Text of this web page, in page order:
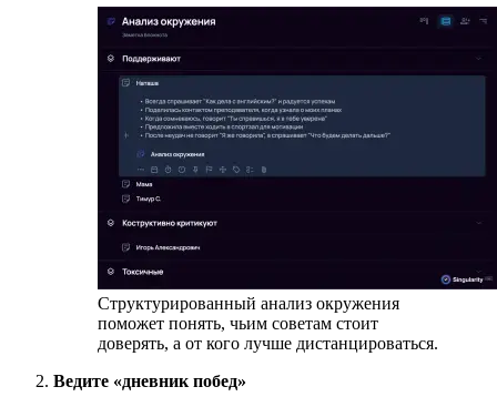
Структурированный анализ окружения
поможет понять, чьим советам стоит
доверять, а от кого лучше дистанцироваться.
Ведите «дневник побед»